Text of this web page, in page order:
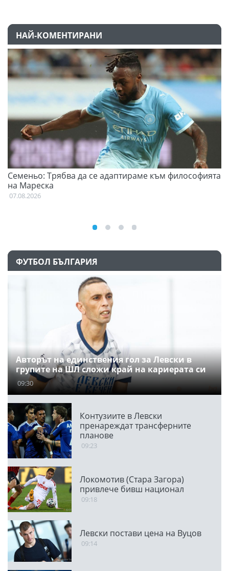
НАЙ-КОМЕНТИРАНИ
Семеньо: Трябва да се адаптираме към философията
на Мареска
07.08.2026
ФУТБОЛ БЪЛГАРИЯ
Авторът на единствения гол за Левски в
групите на ШЛ сложи край на кариерата си
09:30
Контузиите в Левски
пренареждат трансферните
планове
09:23
Локомотив (Стара Загора)
привлече бивш национал
09:18
Левски постави цена на Вуцов
09:14